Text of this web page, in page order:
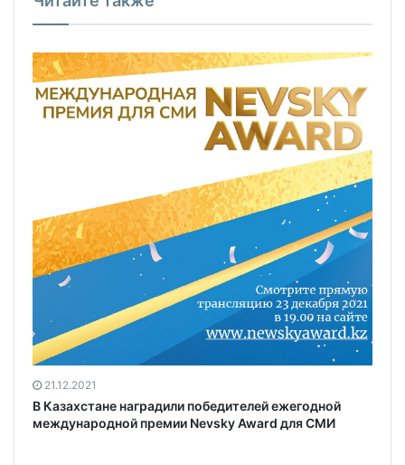
21.12.2021
В Казахстане наградили победителей ежегодной
международной премии Nevsky Award для СМИ